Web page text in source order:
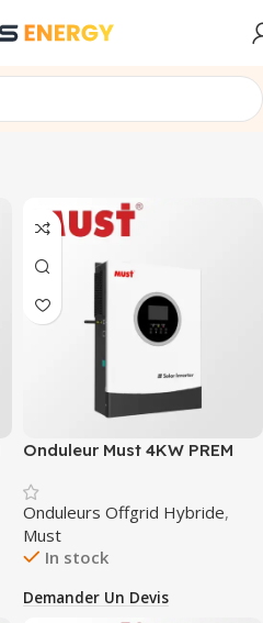
Onduleur Must 4KW PREM
Onduleurs Offgrid Hybride,
Must
In stock
Demander Un Devis